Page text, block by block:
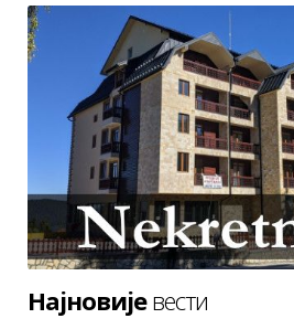
Најновијевести